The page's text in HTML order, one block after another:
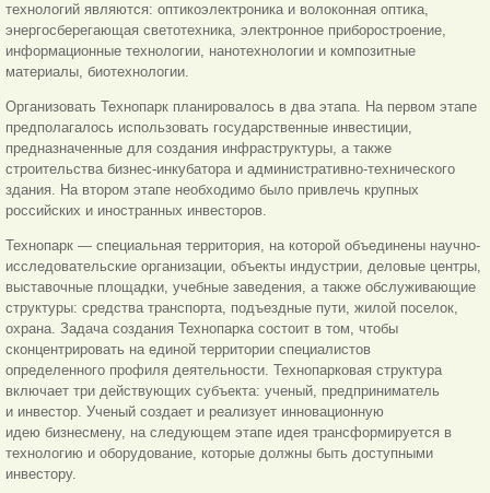
технологий являются: оптикоэлектроника и волоконная оптика,
энергосберегающая светотехника, электронное приборостроение,
информационные технологии, нанотехнологии и композитные
материалы, биотехнологии.
Организовать Технопарк планировалось в два этапа. На первом этапе
предполагалось использовать государственные инвестиции,
предназначенные для создания инфраструктуры, а также
строительства бизнес-инкубатора и административно-технического
здания. На втором этапе необходимо было привлечь крупных
российских и иностранных инвесторов.
Технопарк — специальная территория, на которой объединены научно-
исследовательские организации, объекты индустрии, деловые центры,
выставочные площадки, учебные заведения, а также обслуживающие
структуры: средства транспорта, подъездные пути, жилой поселок,
охрана. Задача создания Технопарка состоит в том, чтобы
сконцентрировать на единой территории специалистов
определенного профиля деятельности. Технопарковая структура
включает три действующих субъекта: ученый, предприниматель
и инвестор. Ученый создает и реализует инновационную
идею бизнесмену, на следующем этапе идея трансформируется в
технологию и оборудование, которые должны быть доступными
инвестору.